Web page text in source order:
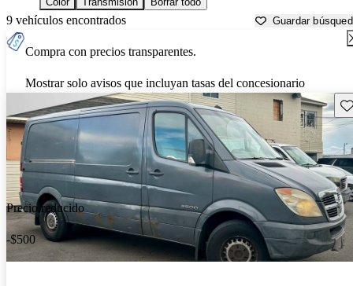
9 vehículos encontrados Guardar
Compra con precios transparentes.
Mostrar solo avisos que incluyan tasas del concesionario
Precio reducido
-$500